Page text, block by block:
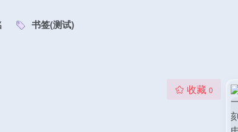
书签(测试)
收藏 0